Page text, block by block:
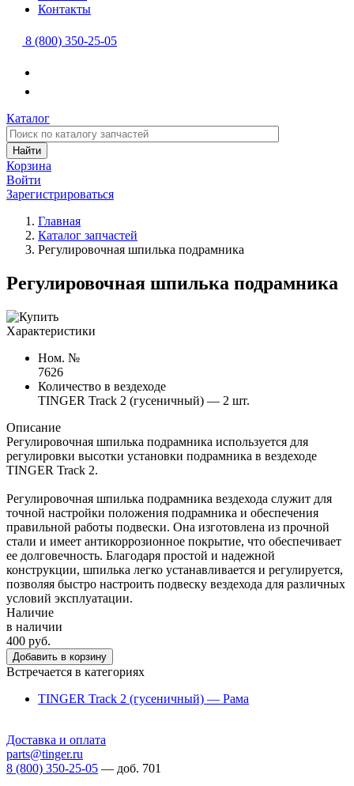
Контакты
8 (800) 350-25-05
Каталог
Найти
Корзина
Войти
Зарегистрироваться
Главная
Каталог запчастей
Регулировочная шпилька подрамника
Регулировочная шпилька подрамника
Характеристики
Ном. №
7626
Количество в вездеходе
TINGER Track 2 (гусеничный) — 2 шт.
Описание
Регулировочная шпилька подрамника используется для
регулировки высотки установки подрамника в вездеходе
TINGER Track 2.
Регулировочная шпилька подрамника вездехода служит для
точной настройки положения подрамника и обеспечения
правильной работы подвески. Она изготовлена из прочной
стали и имеет антикоррозионное покрытие, что обеспечивает
ее долговечность. Благодаря простой и надежной
конструкции, шпилька легко устанавливается и регулируется,
позволяя быстро настроить подвеску вездехода для различных
условий эксплуатации.
Наличие
в наличии
400 руб.
Добавить в корзину
Встречается в категориях
TINGER Track 2 (гусеничный) — Рама
Доставка и оплата
parts@tinger.ru
8 (800) 350-25-05 — доб. 701